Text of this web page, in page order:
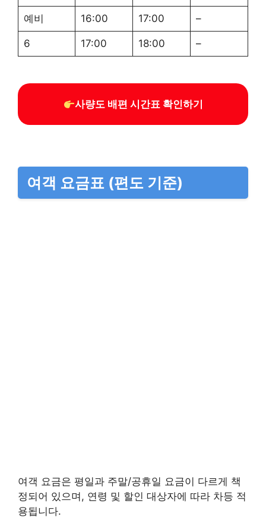
예비 16:00 17:00 –
6 17:00 18:00 –
사량도 배편 시간표 확인하기
여객 요금표 (편도 기준)
여객 요금은 평일과 주말/공휴일 요금이 다르게 책
정되어 있으며, 연령 및 할인 대상자에 따라 차등 적
용됩니다.